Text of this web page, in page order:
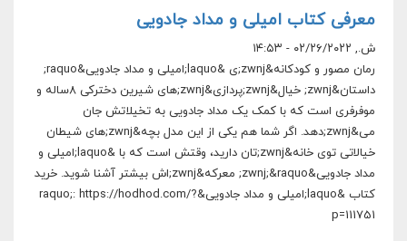
معرفی کتاب امیلی و مداد جادویی
ش., ۰۲/۲۶/۲۰۲۲ - ۱۴:۵۳
رمان مصور و کودکانه&zwnj;ی &laquo;امیلی و مداد جادویی&raquo;
داستان&zwnj; خیال&zwnj;پردازی&zwnj;های شیرین دخترکی ۸ساله و
موفرفری است که با کمک یک مداد جادویی به تخیلاتش جان
می&zwnj;دهد. اگر شما هم یکی از این مدل بچه&zwnj;های شیطان
خیالاتی توی خانه&zwnj;تان دارید، وقتش است که با &laquo;امیلی و
مداد جادویی&zwnj;&raquo; معرکه&zwnj;اش بیشتر آشنا شوید. خرید
کتاب &laquo;امیلی و مداد جادویی&raquo;: https://hodhod.com/?
p=111751